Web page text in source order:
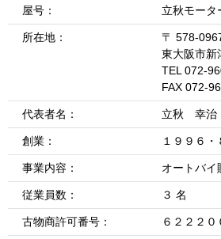
屋号： 立秋モータ
所在地：
〒 578-
東大阪市新
TEL 072-
FAX 072-
代表者名： 立秋 幸治
創業： １９９６・
事業内容： オートバ
従業員数： ３ 名
古物商許可番号： ６２２２０